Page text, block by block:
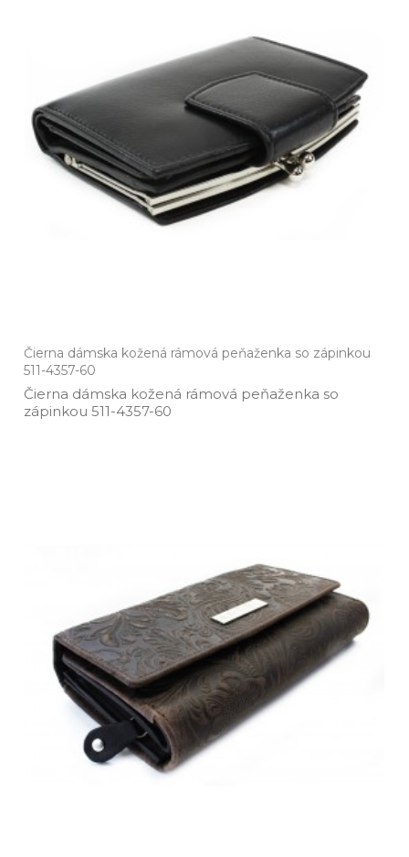
Čierna dámska kožená rámová peňaženka so zápinkou
511-4357-60
Čierna dámska kožená rámová peňaženka so
zápinkou 511­-4357­-60